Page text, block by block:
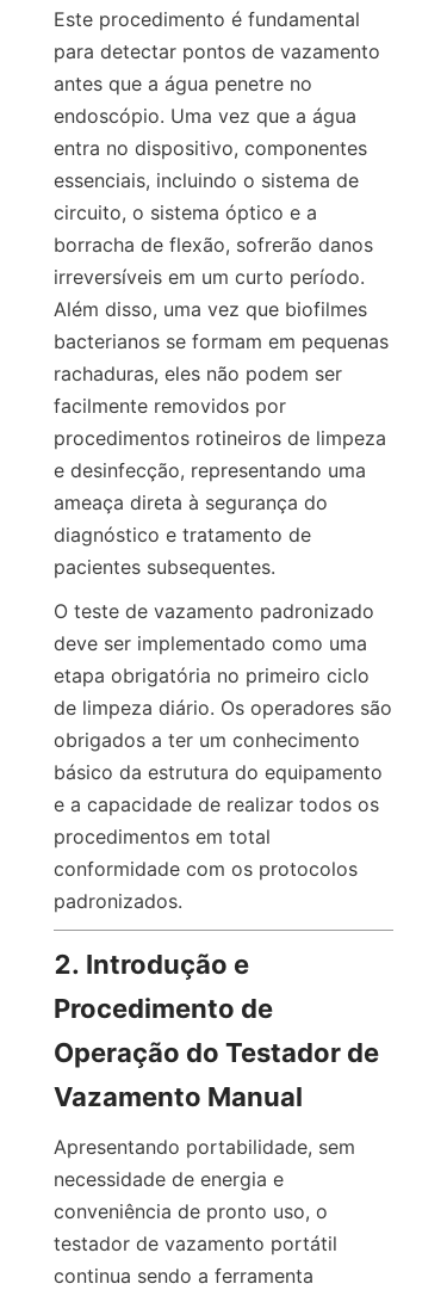
Este procedimento é fundamental
para detectar pontos de vazamento
antes que a água penetre no
endoscópio. Uma vez que a água
entra no dispositivo, componentes
essenciais, incluindo o sistema de
circuito, o sistema óptico e a
borracha de flexão, sofrerão danos
irreversíveis em um curto período.
Além disso, uma vez que biofilmes
bacterianos se formam em pequenas
rachaduras, eles não podem ser
facilmente removidos por
procedimentos rotineiros de limpeza
e desinfecção, representando uma
ameaça direta à segurança do
diagnóstico e tratamento de
pacientes subsequentes.
O teste de vazamento padronizado
deve ser implementado como uma
etapa obrigatória no primeiro ciclo
de limpeza diário. Os operadores são
obrigados a ter um conhecimento
básico da estrutura do equipamento
e a capacidade de realizar todos os
procedimentos em total
conformidade com os protocolos
padronizados.
2. Introdução e
Procedimento de
Operação do Testador de
Vazamento Manual
Apresentando portabilidade, sem
necessidade de energia e
conveniência de pronto uso, o
testador de vazamento portátil
continua sendo a ferramenta